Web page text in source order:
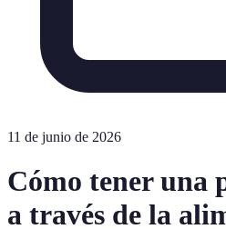
11 de junio de 2026
Cómo tener una
a través de la